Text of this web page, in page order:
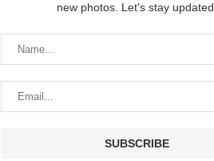
new photos. Let's stay